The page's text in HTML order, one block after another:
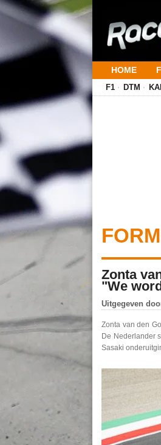
HOME
F1 DTM
Zonta
"We
Uitgegeven
Zonta van den
De Nederlander
Sasaki